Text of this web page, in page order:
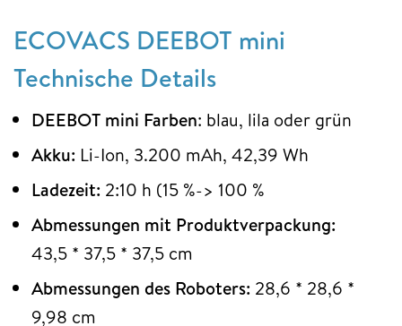
ECOVACS DEEBOT mini
Technische Details
DEEBOT mini Farben: blau, lila oder grün
Akku: Li-Ion, 3.200 mAh, 42,39 Wh
Ladezeit: 2:10 h (15 %-> 100 %
Abmessungen mit Produktverpackung:
43,5 * 37,5 * 37,5 cm
Abmessungen des Roboters: 28,6 * 28,6 *
9,98 cm